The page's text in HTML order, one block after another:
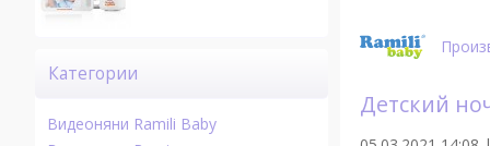
Детский
Категории
Видеоняни Ramili Baby